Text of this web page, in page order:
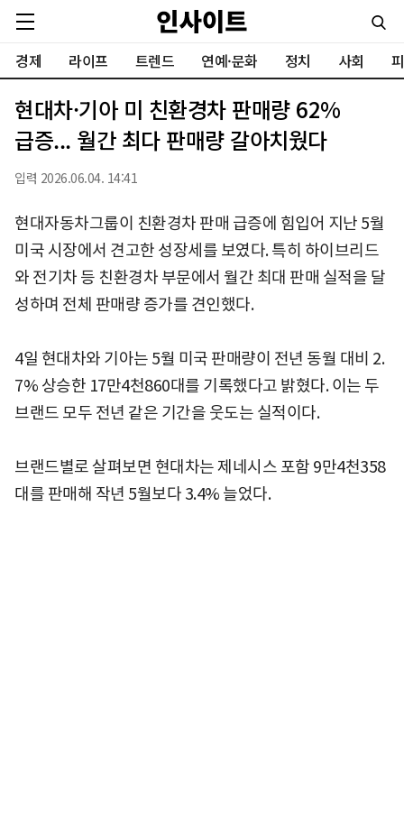
경제 라이프 트렌드 연예·문화 정치 사회
현대차·기아 미 친환경차 판매량 62%
급증... 월간 최다 판매량 갈아치웠다
입력 2026.06.04. 14:41
현대자동차그룹이 친환경차 판매 급증에 힘입어 지난 5월
미국 시장에서 견고한 성장세를 보였다. 특히 하이브리드
와 전기차 등 친환경차 부문에서 월간 최대 판매 실적을 달
성하며 전체 판매량 증가를 견인했다.
4일 현대차와 기아는 5월 미국 판매량이 전년 동월 대비 2.
7% 상승한 17만4천860대를 기록했다고 밝혔다. 이는 두
브랜드 모두 전년 같은 기간을 웃도는 실적이다.
브랜드별로 살펴보면 현대차는 제네시스 포함 9만4천358
대를 판매해 작년 5월보다 3.4% 늘었다.